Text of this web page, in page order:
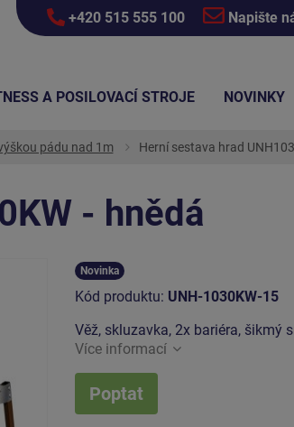
+420 515 555 100 Napište
pádu nad 1m Herní sestava hrad
- hnědá
Novinka
Kód produktu: UNH-1030KW-15
Věž, skluzavka, 2x bariéra, šikmý
Více informací
Poptat
A POSILOVACÍ STROJE NOVINKY